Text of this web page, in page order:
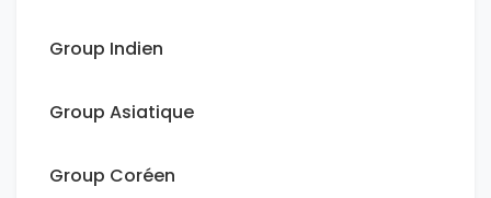
Group Indien
Group Asiatique
Group Coréen